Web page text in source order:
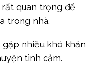
quan trọng để
trong nhà.
nhiều khó khăn
tình cảm.